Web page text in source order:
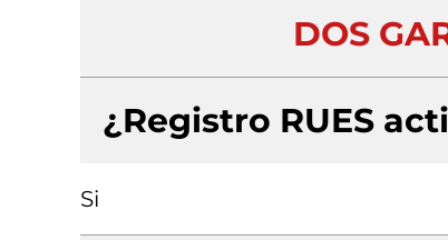
DOS
¿Registro RUES
Si